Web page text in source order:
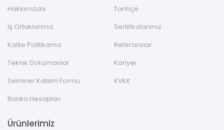
Hakkımızda
Tarihçe
İş Ortaklarımız
Sertifikalarımız
Kalite Politikamız
Referanslar
Teknik Dokümanlar
Kariyer
Seminer Katılım Formu
KVKK
Banka Hesapları
Ürünlerimiz